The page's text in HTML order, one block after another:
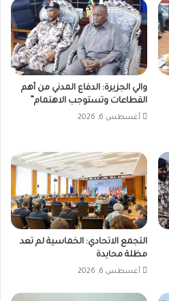
والي الجزيرة: الدفاع المدني من أهم
القطاعات وتستوجب الاهتمام”
أغسطس 6, 2026
التجمع الاتحادي: الخماسية لم تعد
مظلة محايدة
أغسطس 6, 2026